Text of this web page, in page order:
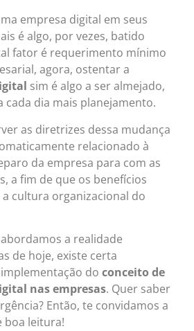
empresa digital em seus
é algo, por vezes, batido
fator é requerimento mínimo
agora, ostentar a
sim é algo a ser almejado,
cada dia mais planejamento.
as diretrizes dessa mudança
relacionado à
da empresa para com as
a fim de que os benefícios
cultura organizacional do
a realidade
de hoje, existe certa
doconceito de
nas empresas. Quer saber
Então, te convidamos a
boa leitura!